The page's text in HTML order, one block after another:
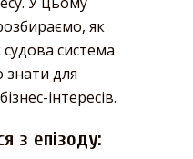
як
система
знати для
інтересів.
з епізоду: